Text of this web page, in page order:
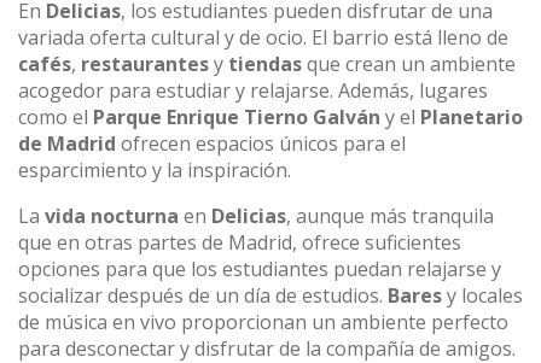
En Delicias, los estudiantes pueden disfrutar de una
variada oferta cultural y de ocio. El barrio está lleno de
cafés, restaurantesy tiendasque crean un ambiente
acogedor para estudiar y relajarse. Además, lugares
como el Parque Enrique Tierno Galván y el Planetario
de Madrid ofrecen espacios únicos para el
esparcimiento y la inspiración.
La vida nocturna en Delicias, aunque más tranquila
que en otras partes de Madrid, ofrece suficientes
opciones para que los estudiantes puedan relajarse y
socializar después de un día de estudios. Baresy locales
de música en vivo proporcionan un ambiente perfecto
para desconectar y disfrutar de la compañía de amigos.